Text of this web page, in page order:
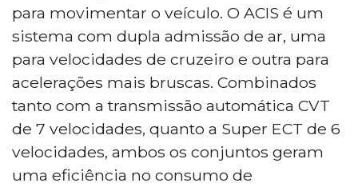
para movimentar o veículo. O ACIS é um
sistema com dupla admissão de ar, uma
para velocidades de cruzeiro e outra para
acelerações mais bruscas. Combinados
tanto com a transmissão automática CVT
de 7 velocidades, quanto a Super ECT de 6
velocidades, ambos os conjuntos geram
uma eficiência no consumo de